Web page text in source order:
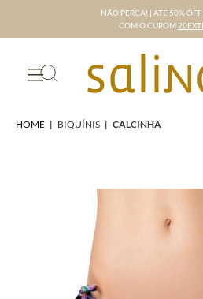
NÃO PERCA! | ATÉ 50%
COM O CUPOM
HOME | BIQUÍNIS | CALCINHA